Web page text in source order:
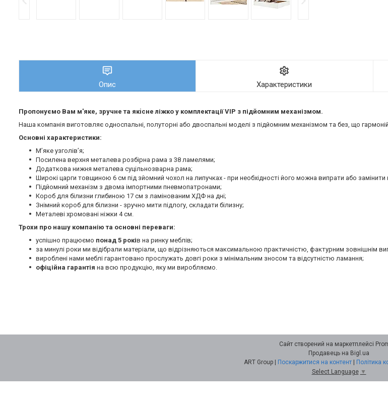
Опис Характеристики
Пропонуємо Вам м'яке, зручне та якiсне ліжко у комплектації VIP з підйомним механізмом.
Наша компанія виготовляє односпальні, полуторні або двоспальні моделі з підйомним механізмом та без, що
Основні характеристики:
М’яке узголів’я;
Посилена верхня металева розбірна рама з 38 ламелями;
Додаткова нижня металева суцільнозварна рама;
Широкі царги товщиною 6 см під зйомний чохол на липучках - при необхідності його можна випрати або замінити
Підйомний механізм з двома імпортними пневмопатронами;
Короб для білизни глибиною 17 см з ламінованим ХДФ на дні;
Знімний короб для білизни - зручно мити підлогу, складати білизну;
Металеві хромовані ніжки 4 см.
Трохи про нашу компанію та основні переваги:
успішно працюємо понад 5 років на ринку меблів;
за минулі роки ми відібрали матеріали, що відрізняються максимальною практичністю, фактурним зовнішнім
вироблені нами меблі гарантовано прослужать довгі роки з мінімальним зносом та відсутністю ламання;
офіційна гарантія на всю продукцію, яку ми виробляємо.
Сайт створений на маркетплейсі
Продавець на Bigl.ua
Поскаржитися на контент
Політика
Select Language ▼